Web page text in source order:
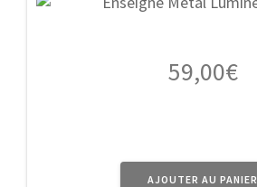
59,00€
AJOUTER AU PANIER